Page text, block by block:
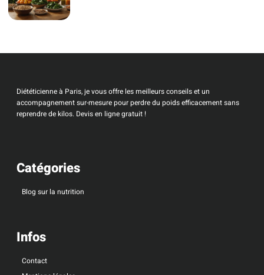
Diététicienne à Paris, je vous offre les meilleurs conseils et un
accompagnement sur-mesure pour perdre du poids efficacement sans
reprendre de kilos. Devis en ligne gratuit !
Catégories
Blog sur la nutrition
Infos
Contact